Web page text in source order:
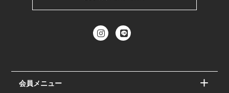
会員メニュー